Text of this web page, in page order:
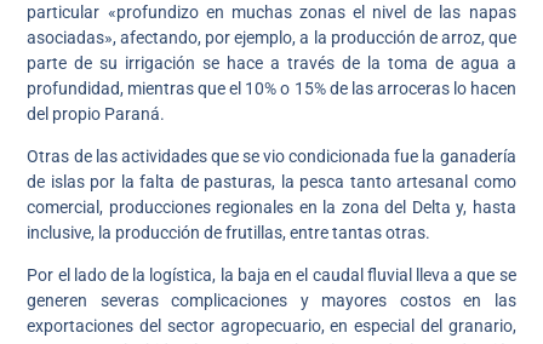
particular «profundizo en muchas zonas el nivel de las napas
asociadas», afectando, por ejemplo, a la producción de arroz, que
parte de su irrigación se hace a través de la toma de agua a
profundidad, mientras que el 10% o 15% de las arroceras lo hacen
del propio Paraná.
Otras de las actividades que se vio condicionada fue la ganadería
de islas por la falta de pasturas, la pesca tanto artesanal como
comercial, producciones regionales en la zona del Delta y, hasta
inclusive, la producción de frutillas, entre tantas otras.
Por el lado de la logística, la baja en el caudal fluvial lleva a que se
generen severas complicaciones y mayores costos en las
exportaciones del sector agropecuario, en especial del granario,